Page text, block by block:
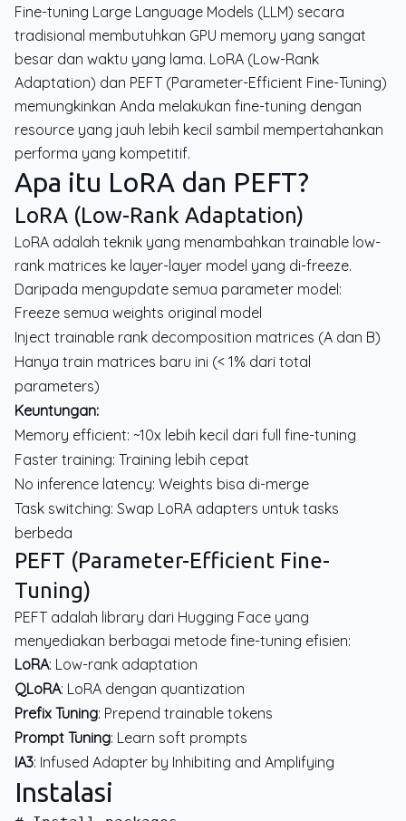
Fine-tuning Large Language Models (LLM) secara
tradisional membutuhkan GPU memory yang sangat
besar dan waktu yang lama. LoRA (Low-Rank
Adaptation) dan PEFT (Parameter-Efficient Fine-Tuning)
memungkinkan Anda melakukan fine-tuning dengan
resource yang jauh lebih kecil sambil mempertahankan
performa yang kompetitif.
Apa itu LoRA dan PEFT?
LoRA (Low-Rank Adaptation)
LoRA adalah teknik yang menambahkan trainable low-
rank matrices ke layer-layer model yang di-freeze.
Daripada mengupdate semua parameter model:
Freeze semua weights original model
Inject trainable rank decomposition matrices (A dan B)
Hanya train matrices baru ini (< 1% dari total
parameters)
Keuntungan:
Memory efficient: ~10x lebih kecil dari full fine-tuning
Faster training: Training lebih cepat
No inference latency: Weights bisa di-merge
Task switching: Swap LoRA adapters untuk tasks
berbeda
PEFT (Parameter-Efficient Fine-
Tuning)
PEFT adalah library dari Hugging Face yang
menyediakan berbagai metode fine-tuning efisien:
LoRA: Low-rank adaptation
QLoRA: LoRA dengan quantization
Prefix Tuning: Prepend trainable tokens
Prompt Tuning: Learn soft prompts
IA3: Infused Adapter by Inhibiting and Amplifying
Instalasi